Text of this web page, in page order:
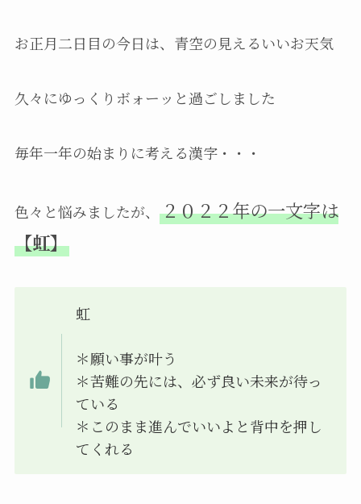
お正月二日目の今日は、青空の見えるいいお天気
久々にゆっくりボォーッと過ごしました
毎年一年の始まりに考える漢字・・・
色々と悩みましたが、 ２０２２年の一文字は
【虹】
虹
＊願い事が叶う
＊苦難の先には、必ず良い未来が待っ
ている
＊このまま進んでいいよと背中を押し
てくれる